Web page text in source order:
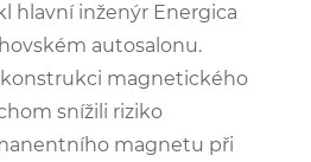
hlavní inženýr Energica
autosalonu.
magnetického
snížili riziko
magnetu při